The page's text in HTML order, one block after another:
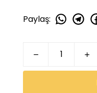
Paylaş: